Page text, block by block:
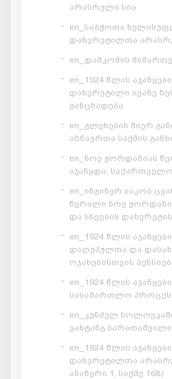
არასრული სია
en_საბჭოთა
დახვრეტილთა
en_დამკომის
en_1924 წლის
დახვრეტილი ივანე
განცხადება
en_გლეხების მიერ
აზნაურთა საქმის
en_ნოე ჟორდანიას
აჯანყდა,
en_ინჟინერ იაკობ
წერილი ნოე
და სხვების
en_1924 წლის
დაღუპულთა და
ოჯახებისთვის
en_1924 წლის
სასამართლო
en_კუნძულ
ვახტანგ
en_1924 წლის
დახვრეტილთა
ანაწერი 1, საქმე 168)